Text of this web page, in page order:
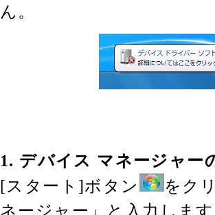
ん。
1. デバイス マネージャー
[スタート]ボタン
をク
ネージャー」と入力しま